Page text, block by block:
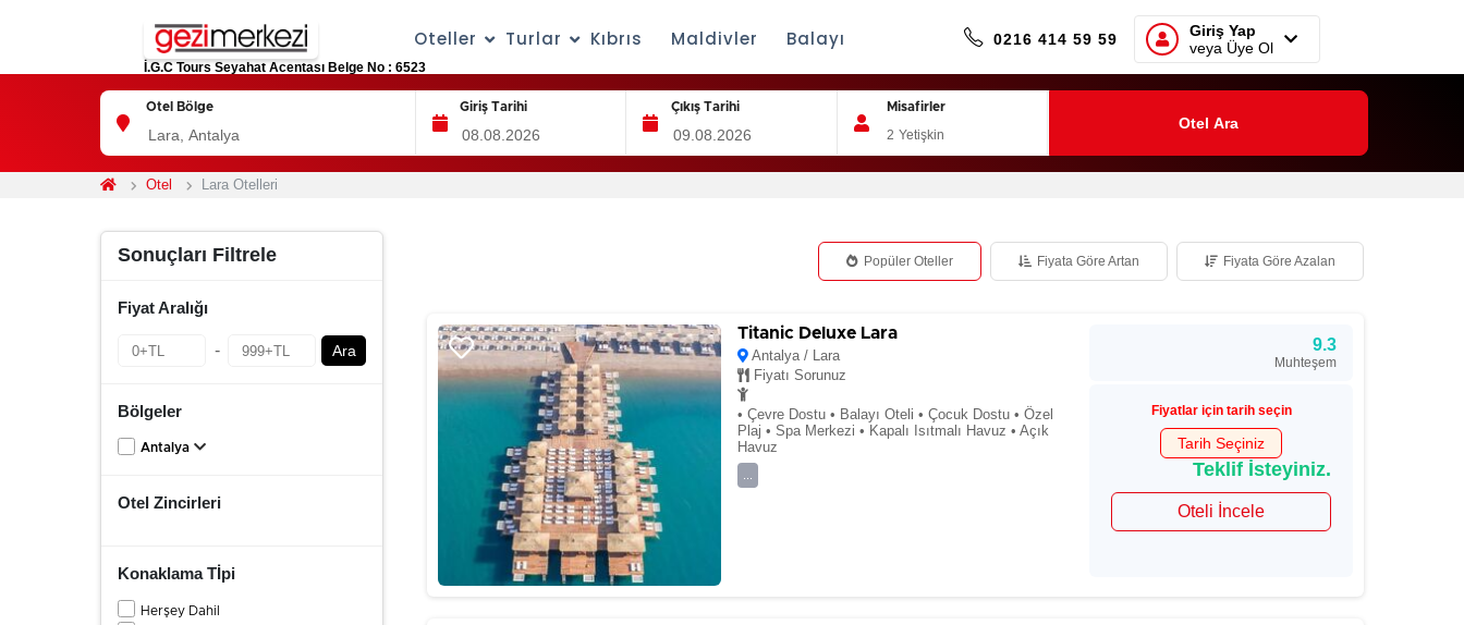
İ.G.C Tours Seyahat Acentası Belge No : 6523
0216 414 59 59
Giriş Yap
veya Üye Ol
Oteller Turlar Kıbrıs Maldivler Balayı
Otel Bölge Giriş Tarihi Çıkış Tarihi Misafirler
2 Yetişkin
Otel Ara
Otel Lara Otelleri
Sonuçları Filtrele
Fiyat Aralığı
- Ara
Bölgeler
Antalya
Otel Zincirleri
Konaklama Tİpi
Herşey Dahil
Popüler Oteller Fiyata Göre Artan Fiyata Göre Azalan
Titanic Deluxe Lara
Antalya / Lara
Fiyatı Sorunuz
• Çevre Dostu • Balayı Oteli • Çocuk Dostu • Özel
Plaj • Spa Merkezi • Kapalı Isıtmalı Havuz • Açık
Havuz
9.3
Muhteşem
Fiyatlar için tarih seçin
Tarih Seçiniz
Teklif İsteyiniz.
Oteli İncele